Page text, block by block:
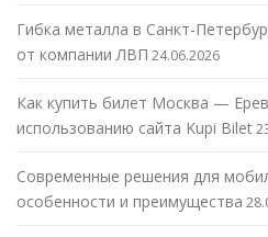
Гибка металла в Санкт-
от компании ЛВП 24.06.2026
Как купить билет Москва —
использованию сайта Kupi Bilet
Современные решения для
особенности и преимущества